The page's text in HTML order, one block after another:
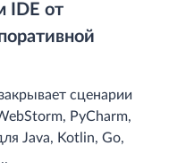
IDE от
сценарии
PyCharm,
Java, Kotlin, Go,